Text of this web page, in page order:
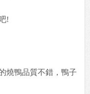
!
燒鴨品質不錯，鴨子